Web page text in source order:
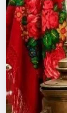
Города
Площадки
Артисты
Рейтинги